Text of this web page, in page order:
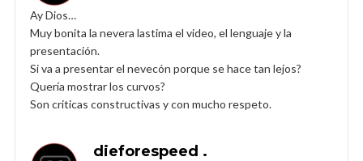
Ay Dios…
Muy bonita la nevera lastima el video, el lenguaje y la
presentación.
Si va a presentar el nevecón porque se hace tan lejos?
Quería mostrar los curvos?
Son criticas constructivas y con mucho respeto.
dieforespeed .